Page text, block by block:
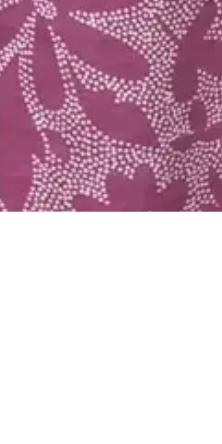
vestir bem você e sua família.
O Grupo Elian está no mercado há mais de 30 anos produzindo moda
brasileira com qualidade, conforto e muito estilo. O Grupo Elian é uma
das indústrias têxteis líder de mercado com distribuição nacional e em
presença em 10 países. Produzimos com muito carinho pelas mãos de
muitos colaboradores mais de 10 milhões de peças de roupas ao ano.
Compre online com os melhores preços e promoções e receba no
conforto de sua casa.
Copyright © 2024 Elian Indústria Têxtil LTDA - CNPJ
82.698.085/0001-98. Todos os direitos reservados.
Rua Manoel Francisco da Costa, 215, Bairro Vieira - Jaraguá do Sul - SC,
89257-000